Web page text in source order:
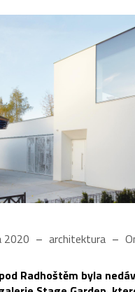
2020 architektura
Radhoštěm byla